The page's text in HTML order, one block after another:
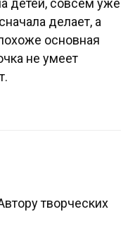
делает, а
основная
не умеет
творческих